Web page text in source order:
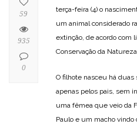
terça-feira (4) o
um animal considerado
extinção, de acordo com
Conservação da Natureza.
O filhote nasceu há duas
apenas pelos pais, sem
uma fêmea que veio da
Paulo e um macho vindo
59
935
0